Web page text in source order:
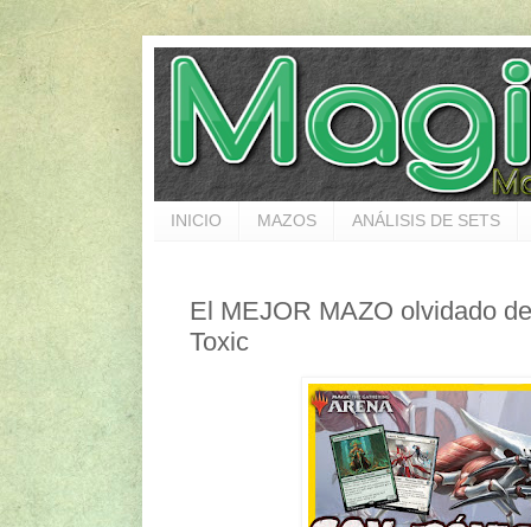
INICIO MAZOS ANÁLISIS DE SETS
El MEJOR MAZO olvidado
Toxic